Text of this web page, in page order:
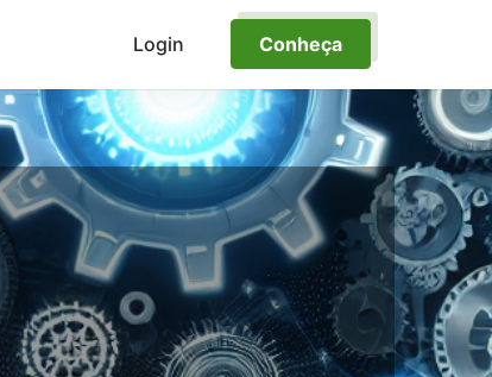
Login Conheça